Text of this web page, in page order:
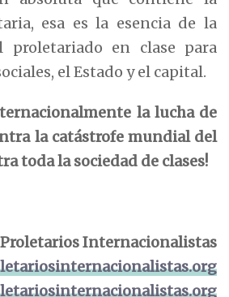
esa es la esencia de la
proletariado en clase para
el Estado y el capital.
la lucha de
la catástrofe mundial del
toda la sociedad de clases!
Proletarios Internacionalistas